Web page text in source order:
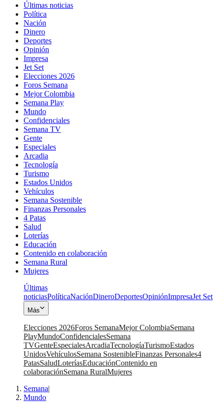
Últimas noticias
Política
Nación
Dinero
Deportes
Opinión
Impresa
Jet Set
Elecciones 2026
Foros Semana
Mejor Colombia
Semana Play
Mundo
Confidenciales
Semana TV
Gente
Especiales
Arcadia
Tecnología
Turismo
Estados Unidos
Vehículos
Semana Sostenible
Finanzas Personales
4 Patas
Salud
Loterías
Educación
Contenido en colaboración
Semana Rural
Mujeres
Últimas
noticiasPolíticaNaciónDineroDeportesOpiniónImpresaJet Set
Más
Elecciones 2026Foros SemanaMejor ColombiaSemana
PlayMundoConfidencialesSemana
TVGenteEspecialesArcadiaTecnologíaTurismoEstados
UnidosVehículosSemana SostenibleFinanzas Personales4
PatasSaludLoteríasEducaciónContenido en
colaboraciónSemana RuralMujeres
Semana|
Mundo